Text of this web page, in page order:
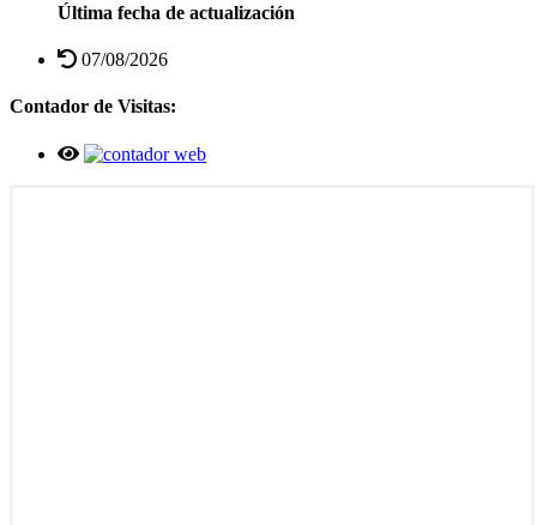
Última fecha de actualización
07/08/2026
Contador de Visitas: